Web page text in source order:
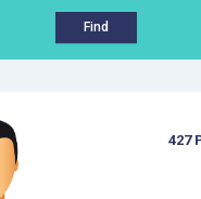
Find
427